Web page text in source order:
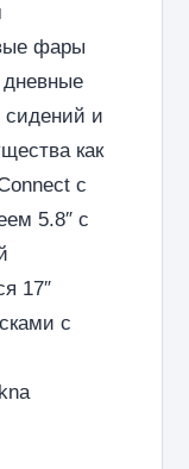
фары
дневные
сидений и
как
с
5.8″ с
17″
с